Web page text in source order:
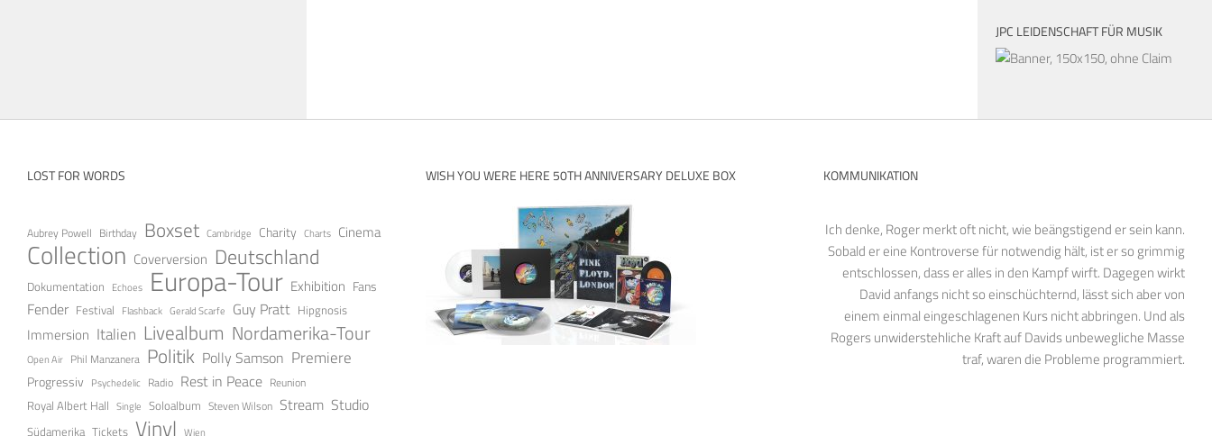
JPC LEIDENSCHAFT FÜR MUSIK
LOST FOR WORDS
Aubrey Powell Birthday Boxset Cambridge Charity Charts Cinema
Collection Coverversion Deutschland
Dokumentation Echoes Europa-Tour Exhibition Fans
Fender Festival Flashback Gerald Scarfe Guy Pratt Hipgnosis
Immersion Italien Livealbum Nordamerika-Tour
Open Air Phil Manzanera Politik Polly Samson Premiere
Progressiv Psychedelic Radio Rest in Peace Reunion
Royal Albert Hall Single Soloalbum Steven Wilson Stream Studio
Südamerika Tickets Vinyl Wien
WISH YOU WERE HERE 50TH ANNIVERSARY DELUXE BOX KOMMUNIKATION
Ich denke, Roger merkt oft nicht, wie beängstigend er sein kann.
Sobald er eine Kontroverse für notwendig hält, ist er so grimmig
entschlossen, dass er alles in den Kampf wirft. Dagegen wirkt
David anfangs nicht so einschüchternd, lässt sich aber von
einem einmal eingeschlagenen Kurs nicht abbringen. Und als
Rogers unwiderstehliche Kraft auf Davids unbewegliche Masse
traf, waren die Probleme programmiert.